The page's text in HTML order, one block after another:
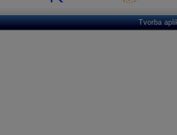
Tvorba